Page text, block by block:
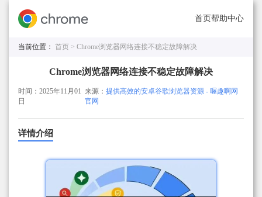
首页帮助中心
当前位置： 首页 > Chrome浏览器网络连接不稳定故障解决
Chrome浏览器网络连接不稳定故障解决
时间：2025年11月01
日
来源：提供高效的安卓谷歌浏览器资源 - 喔趣啊网
官网
详情介绍